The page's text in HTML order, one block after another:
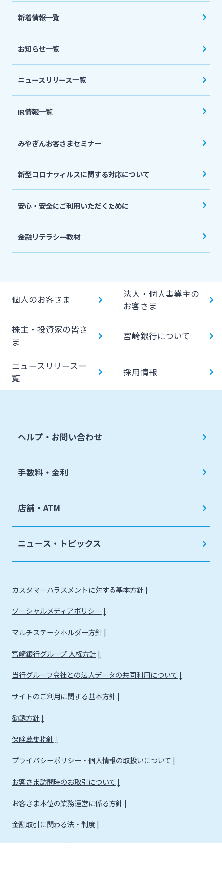
法人・個人事業主のお客さま
宮崎銀行について
ニュースリリース一覧
採用情報
お問い合わせ先一覧
新着情報一覧
お知らせ一覧
ニュースリリース一覧
IR情報一覧
みやぎんお客さまセミナー
新型コロナウィルスに関する対応について
安心・安全にご利用いただくために
金融リテラシー教材
個人のお客さま
法人・個人事業主の
お客さま
株主・投資家の皆さ
ま
宮崎銀行について
ニュースリリース一
覧
採用情報
ヘルプ・お問い合わせ
手数料・金利
店舗・ATM
ニュース・トピックス
カスタマーハラスメントに対する基本方針
ソーシャルメディアポリシー
マルチステークホルダー方針
宮崎銀行グループ 人権方針
当行グループ会社との法人データの共同利用について
サイトのご利用に関する基本方針
勧誘方針
保険募集指針
プライバシーポリシー・個人情報の取扱いについて
お客さま訪問時のお取引について
お客さま本位の業務運営に係る方針
金融取引に関わる法・制度
金融取引に関わる方針